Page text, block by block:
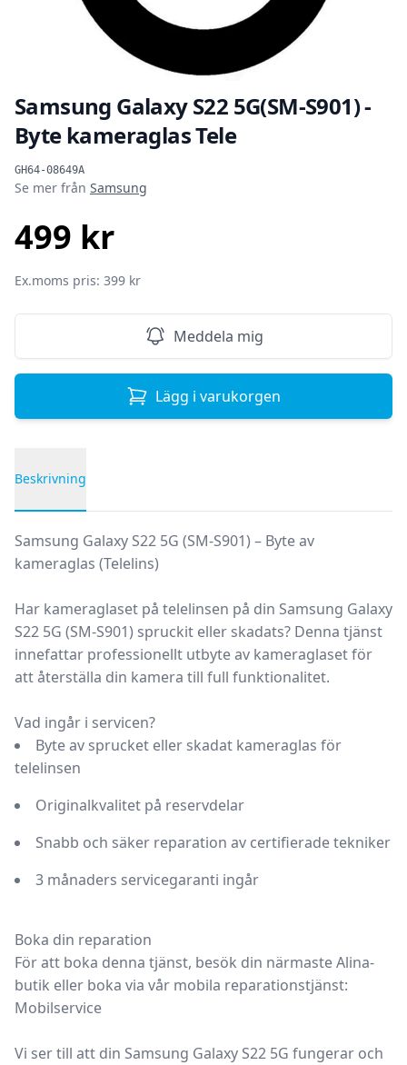
Samsung Galaxy S22 5G(SM-S901) -
Byte kameraglas Tele
GH64-08649A
Produktinformation
Se mer från Samsung
499 kr
Ex.moms pris: 399 kr
Meddela mig
Lägg i varukorgen
Beskrivning
Samsung Galaxy S22 5G (SM-S901) – Byte av
kameraglas (Telelins)
Har kameraglaset på telelinsen på din Samsung Galaxy
S22 5G (SM-S901) spruckit eller skadats? Denna tjänst
innefattar professionellt utbyte av kameraglaset för
att återställa din kamera till full funktionalitet.
Vad ingår i servicen?
Byte av sprucket eller skadat kameraglas för
telelinsen
Originalkvalitet på reservdelar
Snabb och säker reparation av certifierade tekniker
3 månaders servicegaranti ingår
Boka din reparation
För att boka denna tjänst, besök din närmasteAlina-
butik eller boka via vår mobila reparationstjänst:
Mobilservice
Vi ser till att din Samsung Galaxy S22 5G fungerar och